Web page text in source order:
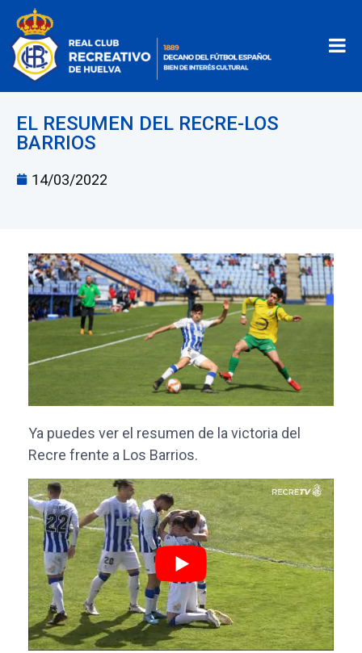
EL RESUMEN DEL RECRE-LOS
BARRIOS
14/03/2022
Ya puedes ver el resumen de la victoria del
Recre frente a Los Barrios.